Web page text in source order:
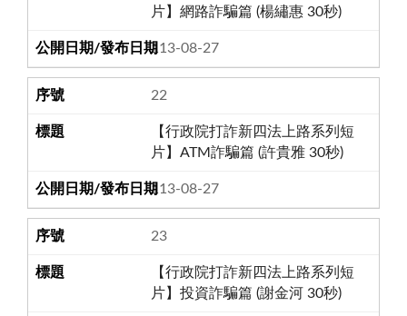
片】網路詐騙篇 (楊繡惠 30秒)
113-08-27
22
【行政院打詐新四法上路系列短
片】ATM詐騙篇 (許貴雅 30秒)
113-08-27
23
【行政院打詐新四法上路系列短
片】投資詐騙篇 (謝金河 30秒)